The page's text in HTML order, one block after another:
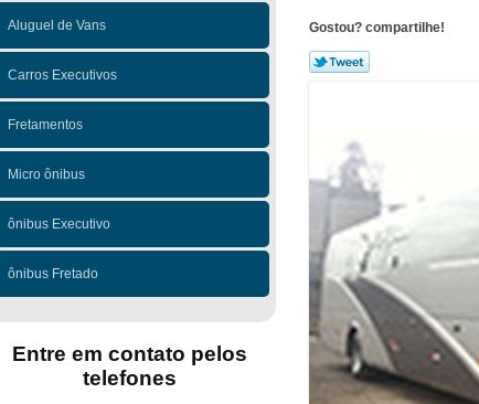
Aluguel de Vans
Carros Executivos
Fretamentos
Micro ônibus
ônibus Executivo
ônibus Fretado
Entre em contato pelos
telefones
Gostou? compartilhe!